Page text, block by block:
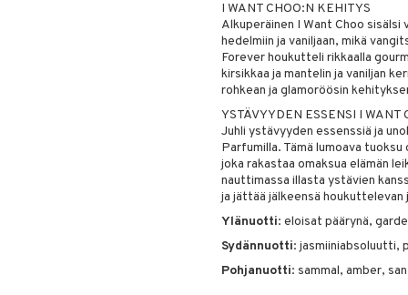
I WANT CHOO:N KEHITYS
Alkuperäinen I Want Choo
hedelmiin ja vaniljaan, mikä
Forever houkutteli rikkaalla
kirsikkaa ja mantelin ja vaniljan
rohkean ja glamoröösin
YSTÄVYYDEN ESSENSI I WANT
Juhli ystävyyden essenssiä ja
Parfumilla. Tämä lumoava
joka rakastaa omaksua elämän
nauttimassa illasta ystävien
ja jättää jälkeensä houkuttelevan
Ylänuotti: eloisat päärynä,
Sydännuotti: jasmiiniabsoluutti,
Pohjanuotti: sammal, amber,